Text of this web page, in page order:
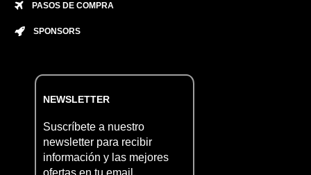
PASOS DE COMPRA
SPONSORS
NEWSLETTER
Suscríbete a nuestro
newsletter para recibir
información y las mejores